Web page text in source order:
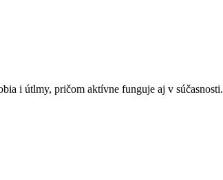
i útlmy, pričom aktívne funguje aj v súčasnosti.